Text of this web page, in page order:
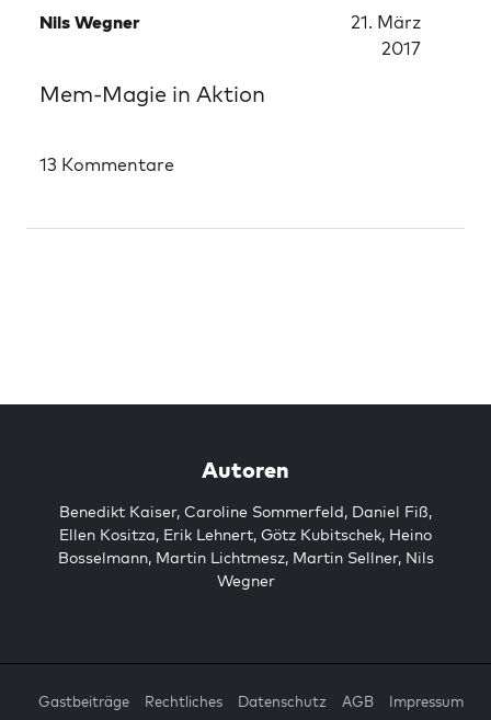
Nils Wegner
21. März
2017
Mem-Magie in Aktion
13 Kommentare
Autoren
Benedikt Kaiser, Caroline Sommerfeld, Daniel Fiß,
Ellen Kositza, Erik Lehnert, Götz Kubitschek, Heino
Bosselmann, Martin Lichtmesz, Martin Sellner, Nils
Wegner
Gastbeiträge Rechtliches Datenschutz AGB Impressum